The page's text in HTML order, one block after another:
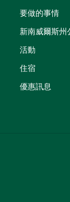
要做的事情
新南威爾斯州
活動
住宿
優惠訊息